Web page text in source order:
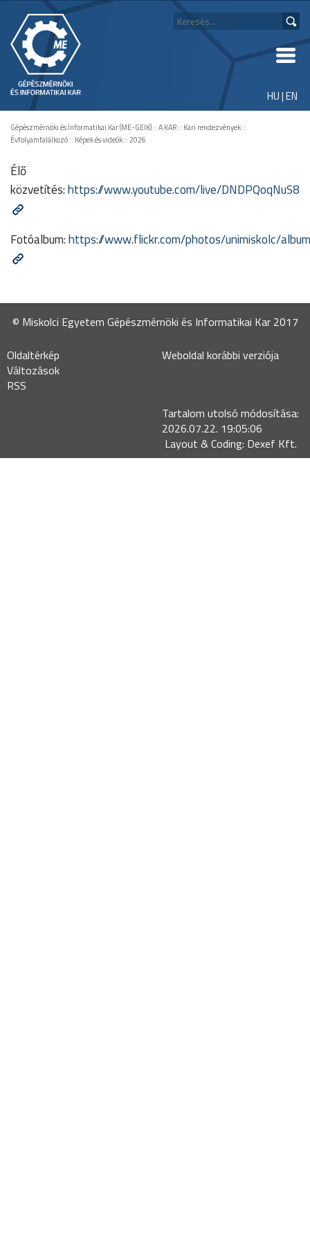
HU|EN
Gépészmérnöki és Informatikai Kar (ME-GEIK)::A KAR:: Kari rendezvények::
Évfolyamtalálkozó:: Képek és videók::2026
Élő
közvetítés:https://www.youtube.com/live/DNDPQoqNuS8
Fotóalbum:https://www.flickr.com/photos/unimiskolc/
© Miskolci Egyetem Gépészmérnöki és Informatikai Kar 2017
Oldaltérkép
Változások
RSS
Weboldal korábbi verziója
Tartalom utolsó módosítása:
2026.07.22. 19:05:06
Layout & Coding: Dexef Kft.